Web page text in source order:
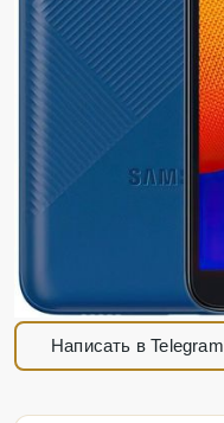
Написать в Telegram